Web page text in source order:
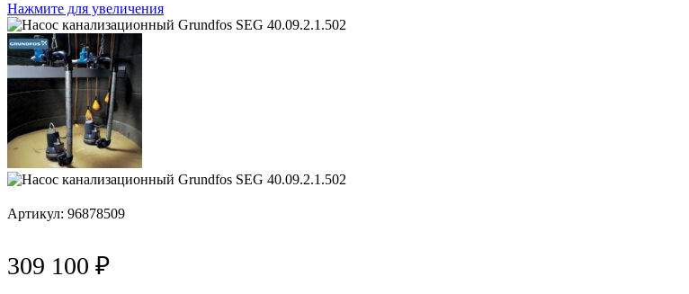
Нажмите для увеличения
Артикул: 96878509
309 100 ₽